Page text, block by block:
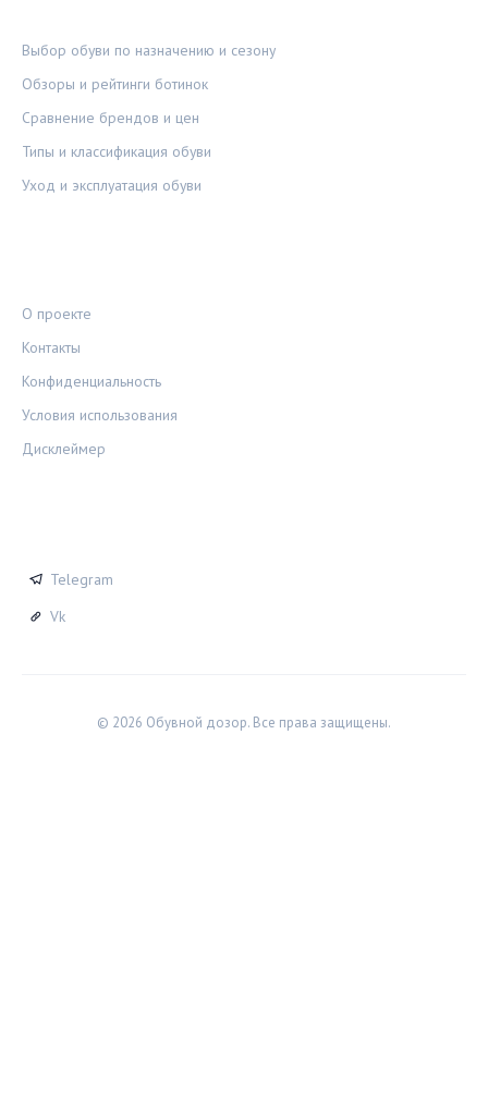
Выбор обуви по назначению и сезону
Обзоры и рейтинги ботинок
Сравнение брендов и цен
Типы и классификация обуви
Уход и эксплуатация обуви
О проекте
Контакты
Конфиденциальность
Условия использования
Дисклеймер
Telegram
Vk
© 2026 Обувной дозор. Все права защищены.